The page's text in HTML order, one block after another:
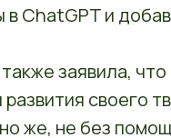
в ChatGPT и
заявила,
своего
же, не без